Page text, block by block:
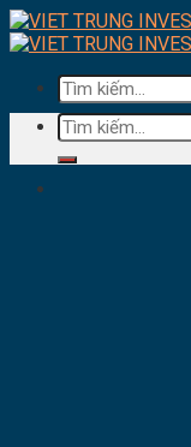
Skip
to
Tìm
kiếm:
Tìm
kiếm: